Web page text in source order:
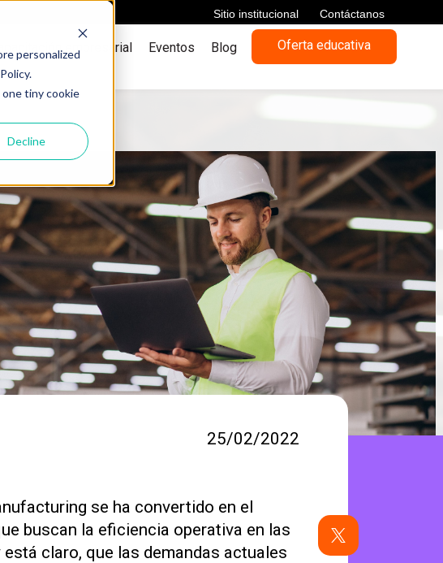
personalized
tiny cookie
Decline
Sitio institucional Contáctanos
empresarial Eventos Blog Oferta educativa
25/02/2022
se ha convertido en el
buscan la eficiencia operativa en las
claro, que las demandas actuales